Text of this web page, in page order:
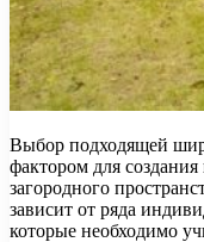
Выбор подходящей
фактором для
загородного
зависит от ряда
которые необходимо